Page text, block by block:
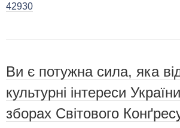
42930
Ви є потужна сила, яка
культурні інтереси
зборах Світового